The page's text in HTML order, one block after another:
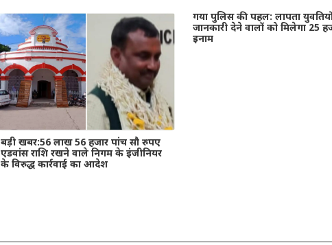
बड़ी खबर:56 लाख 56 हजार पांच सौ रुपए
एडवांस राशि रखने वाले निगम के इंजीनियर
के विरुद्ध कार्रवाई का आदेश
गया पुलिस की पहल: लापता
जानकारी देने वालों को मिलेगा 25
इनाम